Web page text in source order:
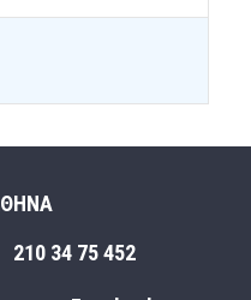
210 34 75 452